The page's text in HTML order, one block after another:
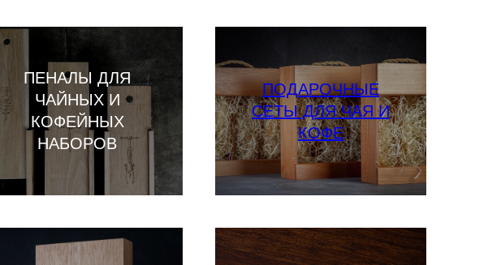
ПЕНАЛЫ ДЛЯ
ЧАЙНЫХ И
КОФЕЙНЫХ
НАБОРОВ
ПОДАРОЧНЫЕ
СЕТЫ ДЛЯ ЧАЯ И
КОФЕ